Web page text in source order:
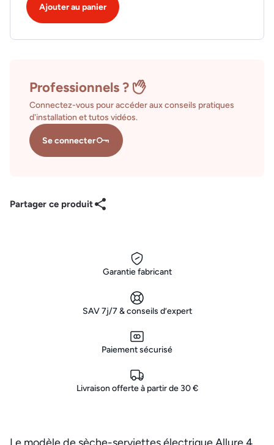
Ajouter au panier
Professionnels ?
Connectez-vous pour accéder aux conseils pratiques
d'installation et tutos vidéos.
Se connecter
Partager ce produit
Garantie fabricant
SAV 7j/7 & conseils d’expert
Paiement sécurisé
Livraison offerte à partir de 30 €